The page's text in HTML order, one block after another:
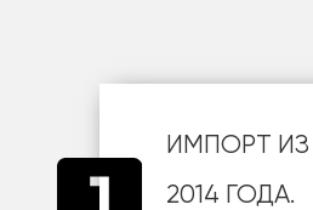
ИМПОРТ
2014 ГОДА.